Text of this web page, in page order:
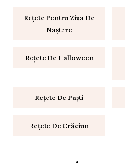
Rețete Pentru Ziua De
Naștere
Rețete De Halloween
Rețete De Paști
Rețete De Crăciun